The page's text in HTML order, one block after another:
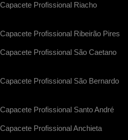
Profissional Riacho
Profissional Ribeirão Pires
Profissional São Caetano
Profissional São Bernardo
Profissional Santo André
Profissional Anchieta